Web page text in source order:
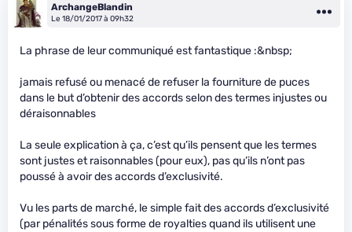
ArchangeBlandin
Le 18/01/2017 à 09h32
La phrase de leur communiqué est fantastique :&nbsp;
jamais refusé ou menacé de refuser la fourniture de puces
dans le but d’obtenir des accords selon des termes injustes ou
déraisonnables
La seule explication à ça, c’est qu’ils pensent que les termes
sont justes et raisonnables (pour eux), pas qu’ils n’ont pas
poussé à avoir des accords d’exclusivité.
Vu les parts de marché, le simple fait des accords d’exclusivité
(par pénalités sous forme de royalties quand ils utilisent une